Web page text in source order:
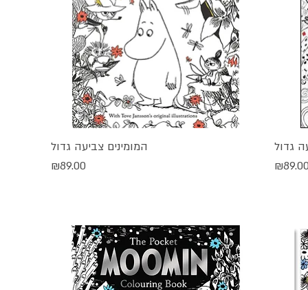
גדול
מחיר
₪89.00
תצוגה מהירההמומינים צביעה גדול
מחיר
₪89.00